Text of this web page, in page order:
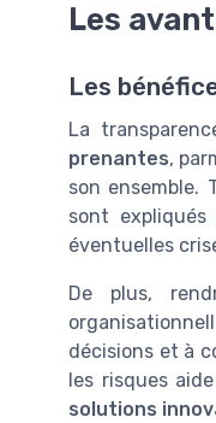
Les
Les
La
prenantes,
son ensemble.
sont
éventuelles
De plus,
décisions et à
les risques
solutions